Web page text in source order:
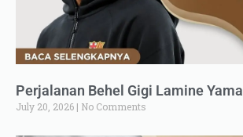
Perjalanan Behel Gigi Lamine Yamal
July 20, 2026 No Comments